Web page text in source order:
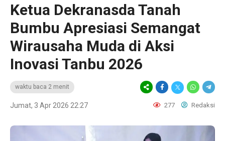
Ketua Dekranasda Tanah
Bumbu Apresiasi Semangat
Wirausaha Muda di Aksi
Inovasi Tanbu 2026
waktu baca 2 menit
Jumat, 3 Apr 2026 22:27 277 Redaksi